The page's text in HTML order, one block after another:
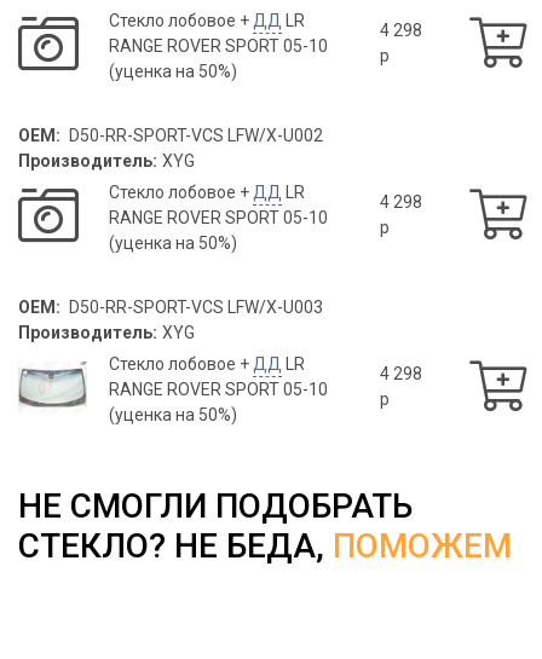
Стекло лобовое + ДД
LR
RANGE ROVER SPORT 05-10
(уценка на 50%)
4 298
p
OEM:
D50-RR-SPORT-VCS LFW/X-U002
Производитель: XYG
Стекло лобовое + ДД
LR
RANGE ROVER SPORT 05-10
(уценка на 50%)
4 298
p
OEM:
D50-RR-SPORT-VCS LFW/X-U003
Производитель: XYG
Стекло лобовое + ДД
LR
RANGE ROVER SPORT 05-10
(уценка на 50%)
4 298
p
НЕ СМОГЛИ ПОДОБРАТЬ
СТЕКЛО? НЕ БЕДА, ПОМОЖЕМ